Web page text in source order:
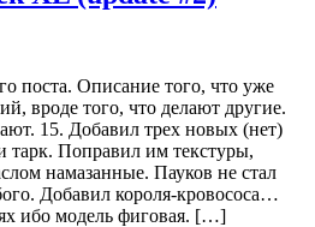
поста. Описание того, что уже
вроде того, что делают другие.
15. Добавил трех новых (нет)
тарк. Поправил им текстуры,
намазанные. Пауков не стал
Добавил короля-кровососа…
ибо модель фиговая. […]